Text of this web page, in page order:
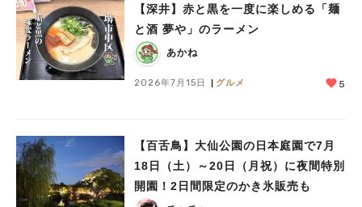
【深井】赤と黒を一度に楽しめる「麺
と酒 夢や」のラーメン
あかね
2026年7月15日 グルメ 5
【百舌鳥】大仙公園の日本庭園で7月
18日（土）～20日（月祝）に夜間特別
開園！2日間限定のかき氷販売も